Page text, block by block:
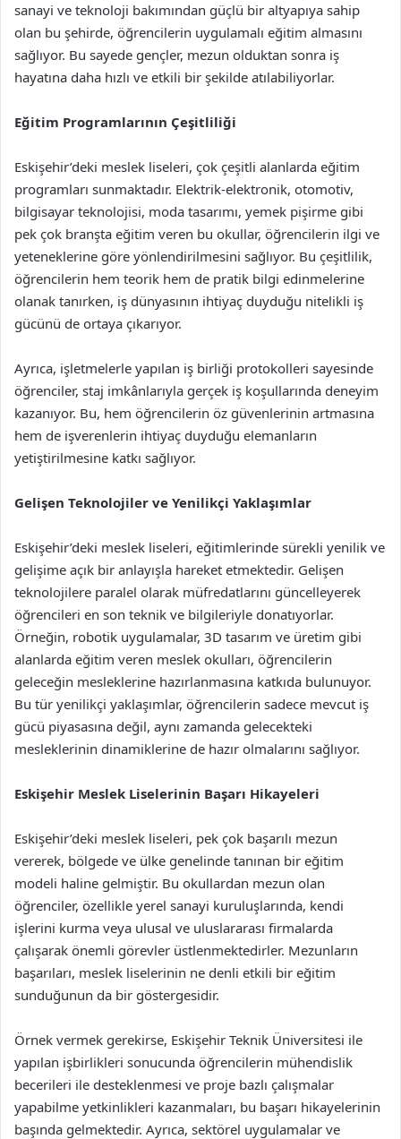
sanayi ve teknoloji bakımından güçlü bir altyapıya sahip
olan bu şehirde, öğrencilerin uygulamalı eğitim almasını
sağlıyor. Bu sayede gençler, mezun olduktan sonra iş
hayatına daha hızlı ve etkili bir şekilde atılabiliyorlar.
Eğitim Programlarının Çeşitliliği
Eskişehir’deki meslek liseleri, çok çeşitli alanlarda eğitim
programları sunmaktadır. Elektrik-elektronik, otomotiv,
bilgisayar teknolojisi, moda tasarımı, yemek pişirme gibi
pek çok branşta eğitim veren bu okullar, öğrencilerin ilgi ve
yeteneklerine göre yönlendirilmesini sağlıyor. Bu çeşitlilik,
öğrencilerin hem teorik hem de pratik bilgi edinmelerine
olanak tanırken, iş dünyasının ihtiyaç duyduğu nitelikli iş
gücünü de ortaya çıkarıyor.
Ayrıca, işletmelerle yapılan iş birliği protokolleri sayesinde
öğrenciler, staj imkânlarıyla gerçek iş koşullarında deneyim
kazanıyor. Bu, hem öğrencilerin öz güvenlerinin artmasına
hem de işverenlerin ihtiyaç duyduğu elemanların
yetiştirilmesine katkı sağlıyor.
Gelişen Teknolojiler ve Yenilikçi Yaklaşımlar
Eskişehir’deki meslek liseleri, eğitimlerinde sürekli yenilik ve
gelişime açık bir anlayışla hareket etmektedir. Gelişen
teknolojilere paralel olarak müfredatlarını güncelleyerek
öğrencileri en son teknik ve bilgileriyle donatıyorlar.
Örneğin, robotik uygulamalar, 3D tasarım ve üretim gibi
alanlarda eğitim veren meslek okulları, öğrencilerin
geleceğin mesleklerine hazırlanmasına katkıda bulunuyor.
Bu tür yenilikçi yaklaşımlar, öğrencilerin sadece mevcut iş
gücü piyasasına değil, aynı zamanda gelecekteki
mesleklerinin dinamiklerine de hazır olmalarını sağlıyor.
Eskişehir Meslek Liselerinin Başarı Hikayeleri
Eskişehir’deki meslek liseleri, pek çok başarılı mezun
vererek, bölgede ve ülke genelinde tanınan bir eğitim
modeli haline gelmiştir. Bu okullardan mezun olan
öğrenciler, özellikle yerel sanayi kuruluşlarında, kendi
işlerini kurma veya ulusal ve uluslararası firmalarda
çalışarak önemli görevler üstlenmektedirler. Mezunların
başarıları, meslek liselerinin ne denli etkili bir eğitim
sunduğunun da bir göstergesidir.
Örnek vermek gerekirse, Eskişehir Teknik Üniversitesi ile
yapılan işbirlikleri sonucunda öğrencilerin mühendislik
becerileri ile desteklenmesi ve proje bazlı çalışmalar
yapabilme yetkinlikleri kazanmaları, bu başarı hikayelerinin
başında gelmektedir. Ayrıca, sektörel uygulamalar ve